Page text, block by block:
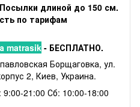
длиной до 150 см.
по тарифам
matrasik - БЕСПЛАТНО.
Борщаговка, ул.
2, Киев, Украина.
21:00 Сб: 10:00-18:00